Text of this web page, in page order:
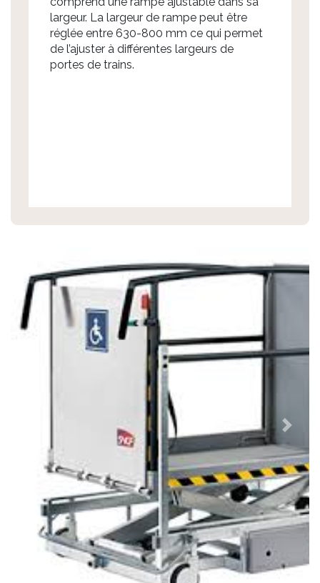
largeur. La largeur de rampe peut être
réglée entre 630-800 mm ce qui permet
de l’ajuster à différentes largeurs de
portes de trains.
Next